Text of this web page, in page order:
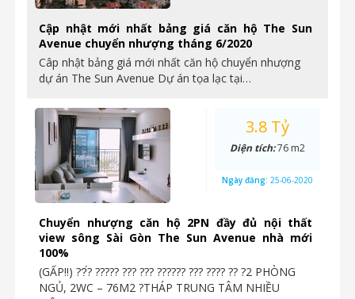
Cập nhật mới nhất bảng giá căn hộ The Sun
Avenue chuyển nhượng tháng 6/2020
Câp nhật bảng giá mới nhất căn hộ chuyển nhượng
dự án The Sun Avenue Dự án tọa lạc tại…
Chuyển nhượng căn hộ 2PN đầy đủ nội thất
view sông Sài Gòn The Sun Avenue nhà mới
100%
(GẤP‼️) ??́? ????? ??? ??? ?????? ??? ???? ?? ?2 PHÒNG
NGỦ, 2WC – 76M2 ?THÁP TRUNG TÂM NHIỀU
3.8 Tỷ
Diện tích:76 m2
Ngày đăng: 25-06-2020